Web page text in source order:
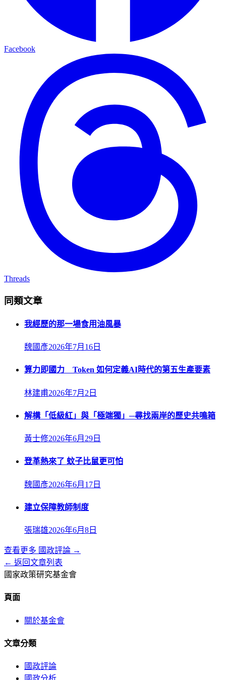
Facebook
Threads
同類文章
我經歷的那一場食用油風暴
魏國彥2026年7月16日
算力即國力 Token 如何定義AI時代的第五生產要素
林建甫2026年7月2日
解構「低級紅」與「極端獨」─尋找兩岸的歷史共鳴箱
黃士修2026年6月29日
登革熱來了 蚊子比鼠更可怕
魏國彥2026年6月17日
建立保障教師制度
張瑞雄2026年6月8日
查看更多 國政評論 →
← 返回文章列表
國家政策研究基金會
頁面
關於基金會
文章分類
國政評論